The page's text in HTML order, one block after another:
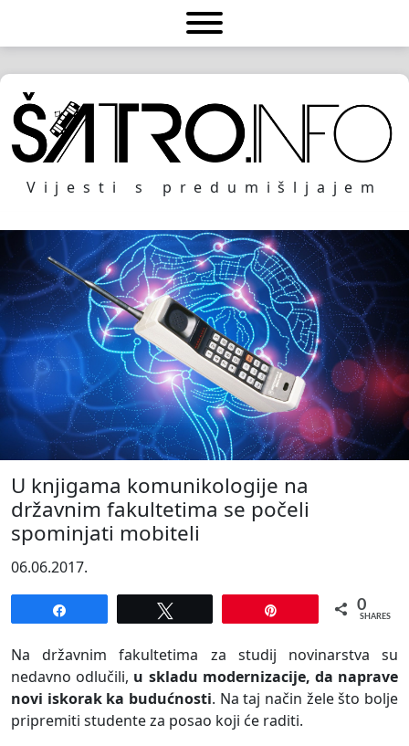
Vijesti s predumišljajem
U knjigama komunikologije na
državnim fakultetima se počeli
spominjati mobiteli
06.06.2017.
0
SHARES
Na državnim fakultetima za studij novinarstva su
nedavno odlučili, u skladu modernizacije, da naprave
novi iskorak ka budućnosti. Na taj način žele što bolje
pripremiti studente za posao koji će raditi.